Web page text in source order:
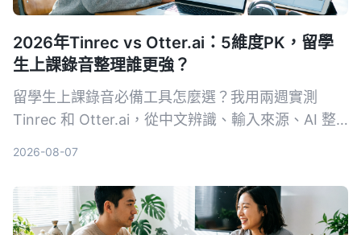
2026年Tinrec vs Otter.ai：5維度PK，留學
生上課錄音整理誰更強？
留學生上課錄音必備工具怎麼選？我用兩週實測
Tinrec 和 Otter.ai，從中文辨識、輸入來源、AI 整
2026-08-07